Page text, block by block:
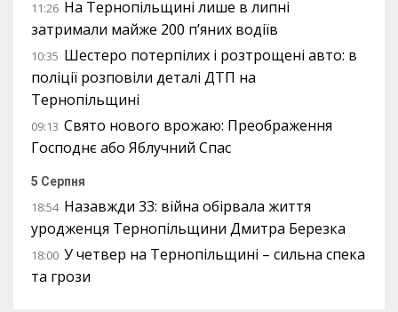
11:26 На Тернопільщині лише в липні
затримали майже 200 п’яних водіїв
10:35 Шестеро потерпілих і розтрощені авто: в
поліції розповіли деталі ДТП на
Тернопільщині
09:13 Свято нового врожаю: Преображення
Господнє або Яблучний Спас
5 Серпня
18:54 Назавжди 33: війна обірвала життя
уродженця Тернопільщини Дмитра Березка
18:00 У четвер на Тернопільщині – сильна спека
та грози